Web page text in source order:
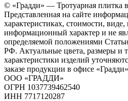
© «Градди» — Тротуарная плитка
Представленная на сайте
характеристиках, стоимости,
информационный характер и не
определяемой положениями
РФ. Актуальные цвета, размеры и
характеристики изделий
заказе продукции в офисе
ООО «ГРАДДИ»
ОГРН 1037739462540
ИНН 7717120287